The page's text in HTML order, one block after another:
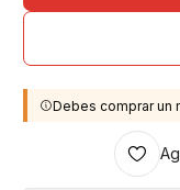
Debes comprar un